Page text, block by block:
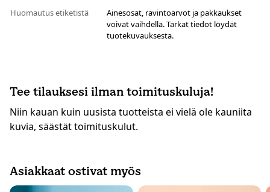
Huomautus etiketistä
Ainesosat, ravintoarvot ja pakkaukset
voivat vaihdella. Tarkat tiedot löydät
tuotekuvauksesta.
Tee tilauksesi ilman toimituskuluja!
Niin kauan kuin uusista tuotteista ei vielä ole kauniita
kuvia, säästät toimituskulut.
Asiakkaat ostivat myös